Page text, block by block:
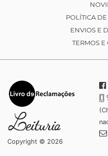
POLÍTICA
ENVIOS E
TERMOS
Copyright © 2026